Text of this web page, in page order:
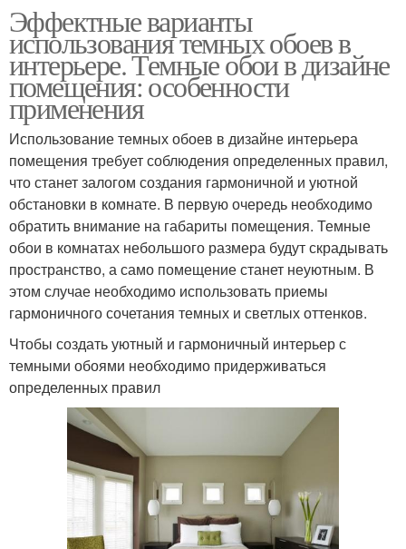
Эффектные варианты
использования темных обоев в
интерьере. Темные обои в дизайне
помещения: особенности
применения
Использование темных обоев в дизайне интерьера
помещения требует соблюдения определенных правил,
что станет залогом создания гармоничной и уютной
обстановки в комнате. В первую очередь необходимо
обратить внимание на габариты помещения. Темные
обои в комнатах небольшого размера будут скрадывать
пространство, а само помещение станет неуютным. В
этом случае необходимо использовать приемы
гармоничного сочетания темных и светлых оттенков.
Чтобы создать уютный и гармоничный интерьер с
темными обоями необходимо придерживаться
определенных правил